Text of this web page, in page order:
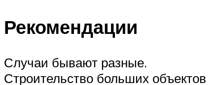
Рекомендации
Случаи бывают разные.
Строительство больших объектов